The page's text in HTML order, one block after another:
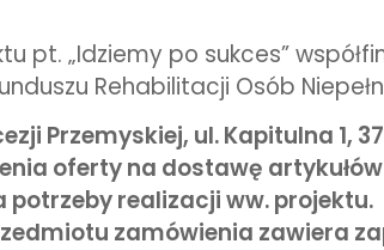
pt. „Idziemy po sukces”
Rehabilitacji Osób
Przemyskiej, ul. Kapitulna 1,
oferty na dostawę
potrzebyrealizacji ww. projektu.
zamówienia zawiera